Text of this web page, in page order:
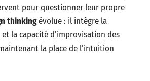
pour questionner leur propre
thinkingévolue : il intègre la
la capacité d’improvisation des
la place de l’intuition